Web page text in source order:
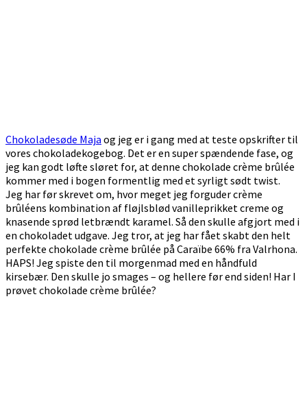
Chokoladesøde Maja og jeg er i gang med at teste opskrifter til
vores chokoladekogebog. Det er en super spændende fase, og
jeg kan godt løfte sløret for, at denne chokolade crème brûlée
kommer med i bogen formentlig med et syrligt sødt twist.
Jeg har før skrevet om, hvor meget jeg forguder crème
brûléens kombination af fløjlsblød vanilleprikket creme og
knasende sprød letbrændt karamel. Så den skulle afgjort med i
en chokoladet udgave. Jeg tror, at jeg har fået skabt den helt
perfekte chokolade crème brûlée på Caraïbe 66% fra Valrhona.
HAPS! Jeg spiste den til morgenmad med en håndfuld
kirsebær. Den skulle jo smages – og hellere før end siden! Har I
prøvet chokolade crème brûlée?